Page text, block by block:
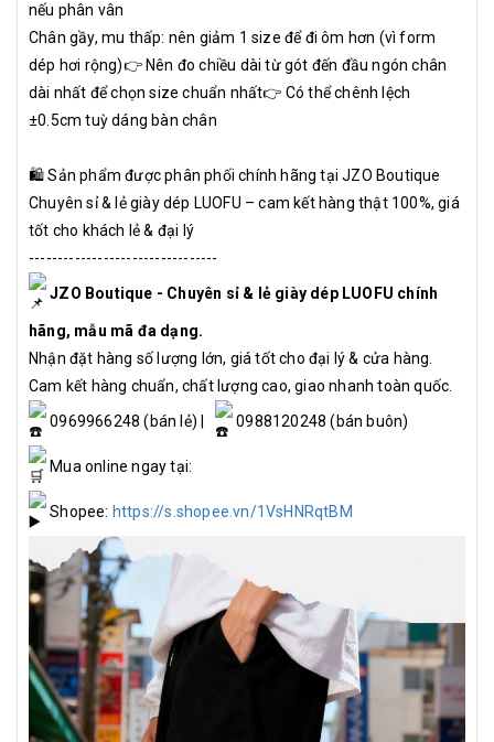
nếu phân vân
Chân gầy, mu thấp: nên giảm 1 size để đi ôm hơn (vì form
dép hơi rộng)👉 Nên đo chiều dài từ gót đến đầu ngón chân
dài nhất để chọn size chuẩn nhất👉 Có thể chênh lệch
±0.5cm tuỳ dáng bàn chân
🛍️ Sản phẩm được phân phối chính hãng tại JZO Boutique
Chuyên sỉ & lẻ giày dép LUOFU – cam kết hàng thật 100%, giá
tốt cho khách lẻ & đại lý
---------------------------------
JZO Boutique - Chuyên sỉ & lẻ giày dép LUOFU chính
hãng, mẫu mã đa dạng.
Nhận đặt hàng số lượng lớn, giá tốt cho đại lý & cửa hàng.
Cam kết hàng chuẩn, chất lượng cao, giao nhanh toàn quốc.
0969966248 (bán lẻ) | 0988120248 (bán buôn)
Mua online ngay tại:
Shopee: https://s.shopee.vn/1VsHNRqtBM